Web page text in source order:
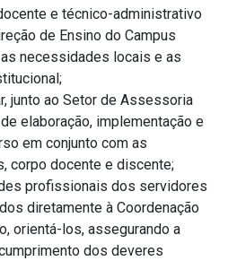
e técnico-administrativo
de Ensino do Campus
necessidades locais e as
junto ao Setor de Assessoria
elaboração, implementação e
em conjunto com as
corpo docente e discente;
profissionais dos servidores
diretamente à Coordenação
orientá-los, assegurando a
dos deveres